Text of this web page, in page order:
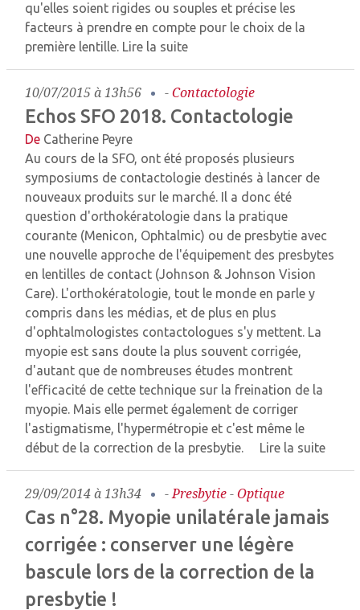
qu'elles soient rigides ou souples et précise les
facteurs à prendre en compte pour le choix de la
première lentille. Lire la suite
10/07/2015 à 13h56 -Contactologie
Echos SFO 2018. Contactologie
De Catherine Peyre
Au cours de la SFO, ont été proposés plusieurs
symposiums de contactologie destinés à lancer de
nouveaux produits sur le marché. Il a donc été
question d'orthokératologie dans la pratique
courante (Menicon, Ophtalmic) ou de presbytie avec
une nouvelle approche de l'équipement des presbytes
en lentilles de contact (Johnson & Johnson Vision
Care). L'orthokératologie, tout le monde en parle y
compris dans les médias, et de plus en plus
d'ophtalmologistes contactologues s'y mettent. La
myopie est sans doute la plus souvent corrigée,
d'autant que de nombreuses études montrent
l'efficacité de cette technique sur la freination de la
myopie. Mais elle permet également de corriger
l'astigmatisme, l'hypermétropie et c'est même le
début de la correction de la presbytie. Lire la suite
29/09/2014 à 13h34 -Presbytie-Optique
Cas n°28. Myopie unilatérale jamais
corrigée : conserver une légère
bascule lors de la correction de la
presbytie !